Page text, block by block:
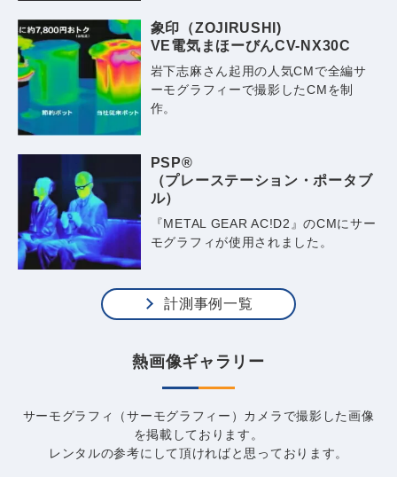
象印（ZOJIRUSHI)
VE電気まほーびんCV-NX30C
岩下志麻さん起用の人気CMで全編サ
ーモグラフィーで撮影したCMを制
作。
PSP®
（プレーステーション・ポータブ
ル）
『METAL GEAR AC!D2』のCMにサー
モグラフィが使用されました。
計測事例一覧
熱画像ギャラリー
サーモグラフィ（サーモグラフィー）カメラで撮影した画像
を掲載しております。
レンタルの参考にして頂ければと思っております。